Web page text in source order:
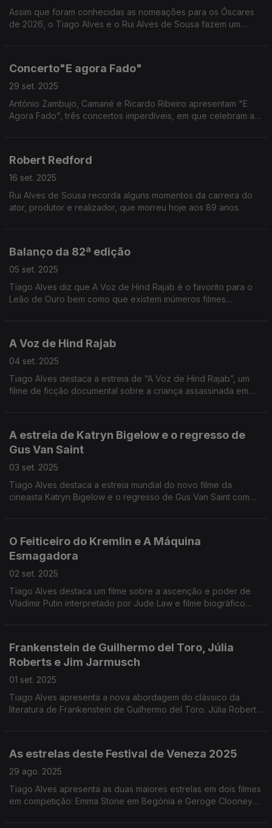
Assim que foram conhecidas as nomeações para os Óscares
de 2026, o Tiago Alves e o Rui Alves de Sousa fazem um
Concerto"E agora Fado"
29 set. 2025
António Zambujo, Camané e Ricardo Ribeiro apresentam "E
Agora Fado", três concertos imperdíveis, em que celebram a
originais.
Robert Redford
16 set. 2025
Rui Alves de Sousa recorda alguns momentos da carreira do
ator, produtor e realizador, que morreu hoje aos 89 anos.
Balanço da 82ª edição
05 set. 2025
Tiago Alves diz que A Voz de Hind Rajab é o favorito para o
Leão de Ouro bem como que existem inúmeros filmes
A Voz de Hind Rajab
04 set. 2025
Tiago Alves destaca a estreia de “A Voz de Hind Rajab”, um
filme de ficção documental sobre a criança assassinada em
A estreia de Katryn Bigelow e o regresso de
Gus Van Saint
03 set. 2025
Tiago Alves destaca a estreia mundial do novo filme da
cineasta Katryn Bigelow e o regresso de Gus Van Saint com
O Feiticeiro do Kremlin e A Máquina
Esmagadora
02 set. 2025
Tiago Alves destaca um filme sobre a ascenção e poder de
Vladimir Putin interpretado por Jude Law e filme biográfico
Frankenstein de Guilhermo del Toro, Júlia
Roberts e Jim Jarmusch
01 set. 2025
Tiago Alves apresenta a nova abordagem do clássico da
literatura de Frankenstein de Guilhermo del Toro. Júlia Roberts
As estrelas deste Festival de Veneza 2025
29 ago. 2025
Tiago Alves apresenta as duas maiores estrelas em dois filmes
em competição: Emma Stone em Begónia e Geroge Clooney